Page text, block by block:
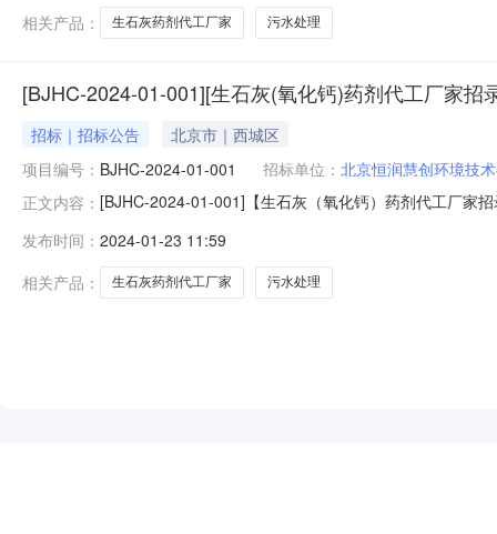
相关产品：
生石灰药剂代工厂家 污水处理
[BJHC-2024-01-001][生石灰(氧化钙)药剂代工厂家招
招标｜招标公告
北京市｜西城区
项目编号： BJHC-2024-01-001 招标单位： 北京恒润慧创环境技
正文内容： [BJHC-2024-01-001]【生石灰（氧化钙）药剂代工厂家
剂代工厂家招录项目招标公告第一章采购邀请书生石灰
批准，
发布时间： 2024-01-23 11:59
相关产品：
生石灰药剂代工厂家 污水处理